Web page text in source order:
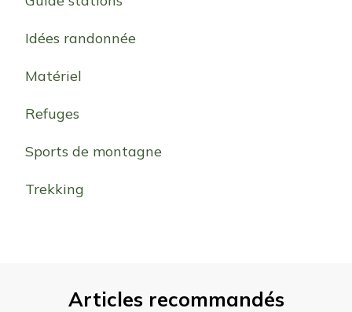
Idées randonnée
Matériel
Refuges
Sports de montagne
Trekking
Articles recommandés